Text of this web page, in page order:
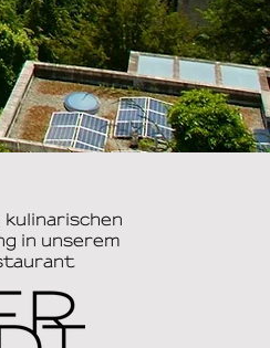
kulinarischen
in unserem